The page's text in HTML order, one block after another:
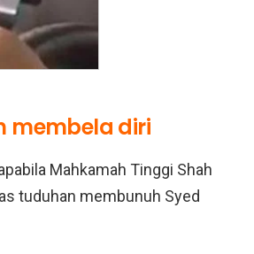
membela diri
Mahkamah Tinggi Shah
tuduhan membunuh Syed